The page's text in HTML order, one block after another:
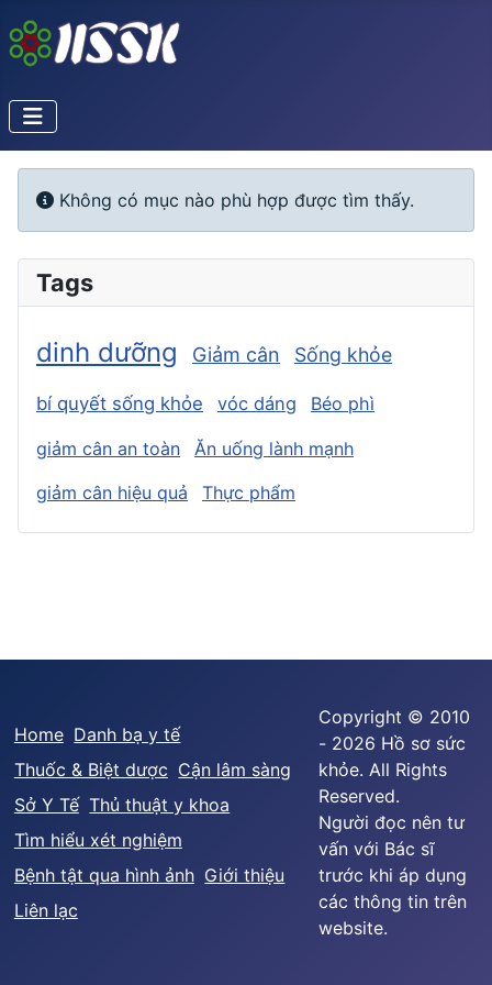
Info
Không có mục nào phù hợp được tìm thấy.
Tags
dinh dưỡng Giảm cân Sống khỏe
bí quyết sống khỏe vóc dáng Béo phì
giảm cân an toàn
Ăn uống lành mạnh
giảm cân hiệu quả
Thực phẩm
Home Danh bạ y tế
Thuốc & Biệt dược Cận lâm sàng
Sở Y Tế Thủ thuật y khoa
Tìm hiểu xét nghiệm
Bệnh tật qua hình ảnh Giới thiệu
Liên lạc
Copyright © 2010
- 2026 Hồ sơ sức
khỏe. All Rights
Reserved.
Người đọc nên tư
vấn với Bác sĩ
trước khi áp dụng
các thông tin trên
website.